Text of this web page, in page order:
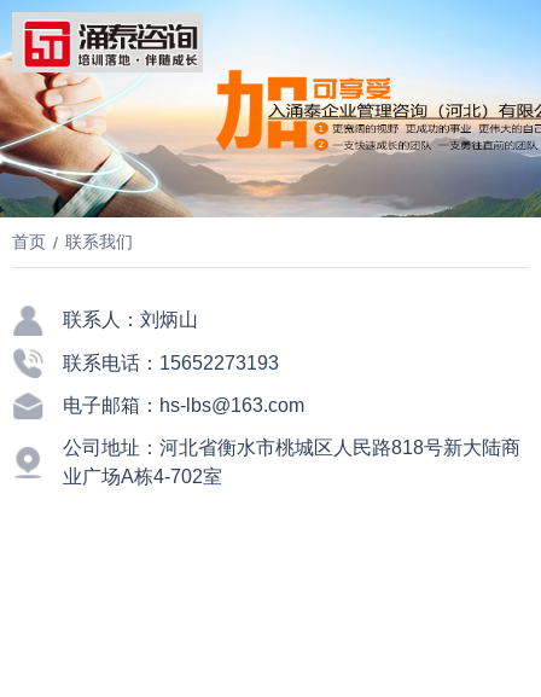
首页 / 联系我们
联系人：刘炳山
联系电话：15652273193
电子邮箱：hs-lbs@163.com
公司地址：河北省衡水市桃城区人民路818号新大陆商
业广场A栋4-702室